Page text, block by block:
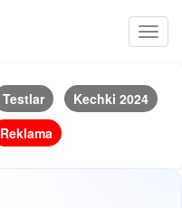
Testlar
Kechki 2024
Reklama